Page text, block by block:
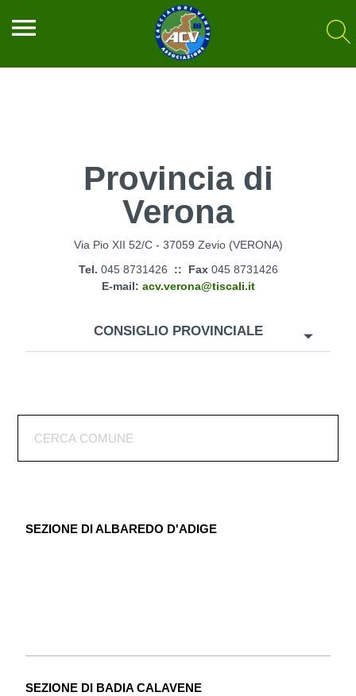
menu
Provincia di
Verona
Via Pio XII 52/C - 37059 Zevio (VERONA)
Tel. 045 8731426 :: Fax045 8731426
E-mail: acv.verona@tiscali.it
arrow_drop_down
CONSIGLIO PROVINCIALE
SEZIONE DI ALBAREDO D'ADIGE
SEZIONE DI BADIA CALAVENE